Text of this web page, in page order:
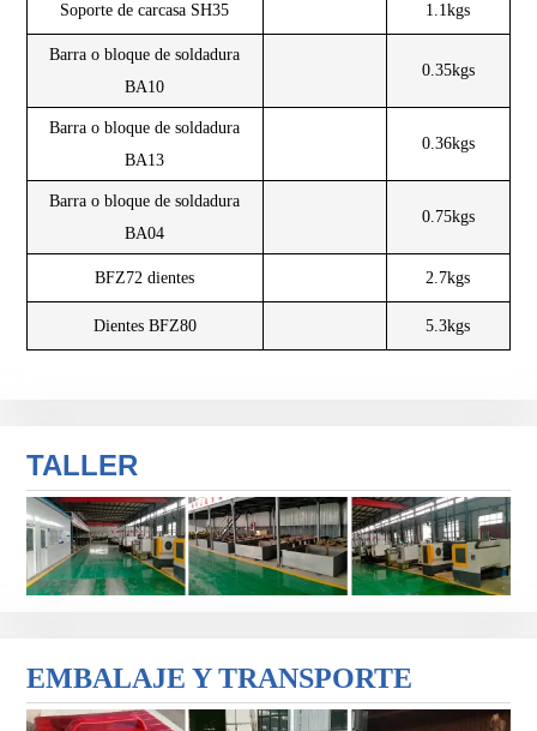
Soporte de carcasa SH35 1.1kgs
Barra o bloque de soldadura
BA10
0.35kgs
Barra o bloque de soldadura
BA13
0.36kgs
Barra o bloque de soldadura
BA04
0.75kgs
BFZ72 dientes 2.7kgs
Dientes BFZ80 5.3kgs
TALLER
EMBALAJE Y TRANSPORTE